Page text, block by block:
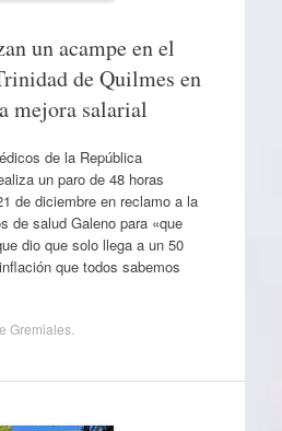
un acampe en el
de Quilmes en
mejora salarial
de la República
un paro de 48 horas
de diciembre en reclamo a la
de salud Galeno para «que
dio que solo llega a un 50
que todos sabemos
Gremiales.